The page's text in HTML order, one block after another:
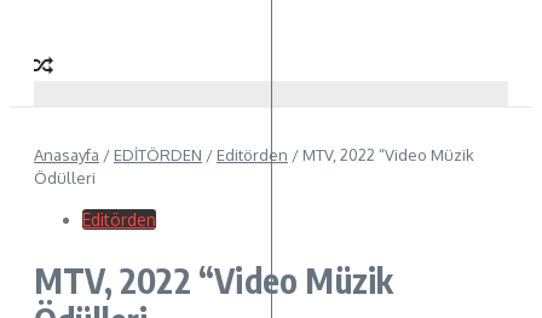
Anasayfa / EDİTÖRDEN / Editörden / MTV, 2022 “Video Müzik
Ödülleri
Editörden
MTV, 2022 “Video Müzik